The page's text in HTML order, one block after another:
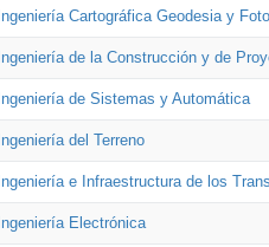
Ingeniería Cartográfica Geodesia y
Ingeniería de la Construcción y de
Ingeniería de Sistemas y Automática
Ingeniería del Terreno
Ingeniería e Infraestructura de los
Ingeniería Electrónica